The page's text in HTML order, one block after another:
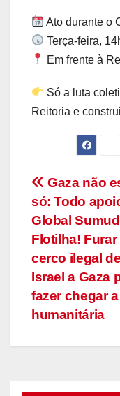
Ato durante o
Terça-feira,
Em frente à
Só a luta
Reitoria e
de
Post
Gaza não
só: Todo
Global Sumud
Flotilha! Furar
cerco ilegal de
Israel a Gaza
fazer chegar
humanitária